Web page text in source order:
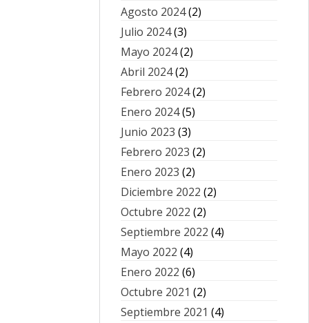
Agosto 2024(2)
Julio 2024(3)
Mayo 2024(2)
Abril 2024(2)
Febrero 2024(2)
Enero 2024(5)
Junio 2023 (3)
Febrero 2023 (2)
Enero 2023 (2)
Diciembre 2022 (2)
Octubre 2022 (2)
Septiembre 2022 (4)
Mayo 2022 (4)
Enero 2022 (6)
Octubre 2021 (2)
Septiembre 2021 (4)